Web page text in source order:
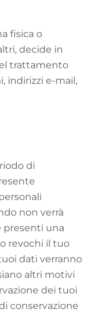
fisica o
decide in
trattamento
indirizzi e-mail,
di
non verrà
presenti una
revochi il tuo
dati verranno
altri motivi
dei tuoi
conservazione